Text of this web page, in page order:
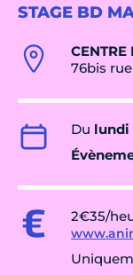
STAGE BD
CENTRE
76bis
Du lundi
2€35/